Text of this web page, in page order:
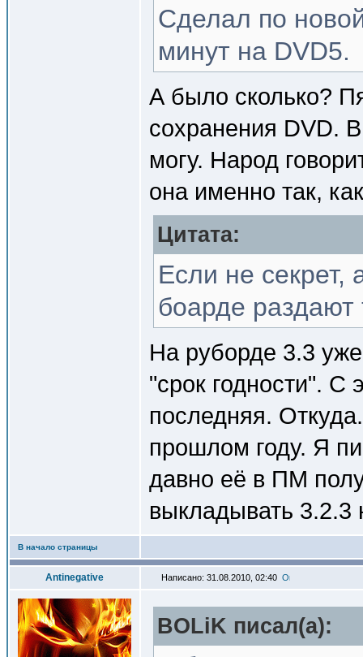
Сделал по
минут на DVD5.
А было сколько?
сохранения DVD.
могу. Народ
она именно так,
Цитата:
Если не секрет,
боарде раздают
На руборде 3.3
"срок годности". С
последняя.
прошлом году. Я
давно её в ПМ
выкладывать 3.2.3
В начало страницы
Antinegative Написано: 31.08.2010, 02:40
BOLiK писал(a):